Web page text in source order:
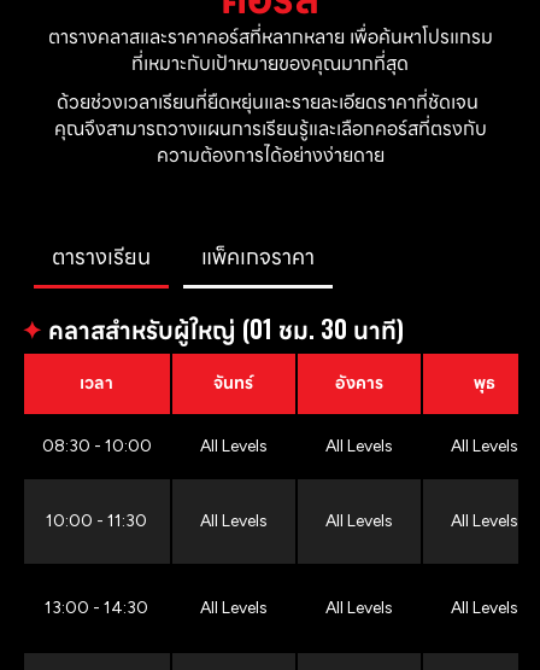
ตารางคลาสและราคาคอร์สที่หลากหลาย เพื่อค้นหาโปรแกรม
ที่เหมาะกับเป้าหมายของคุณมากที่สุด
ด้วยช่วงเวลาเรียนที่ยืดหยุ่นและรายละเอียดราคาที่ชัดเจน
คุณจึงสามารถวางแผนการเรียนรู้และเลือกคอร์สที่ตรงกับ
ความต้องการได้อย่างง่ายดาย
ตารางเรียน แพ็คเกจราคา
✦ คลาสสำหรับผู้ใหญ่ (01 ชม. 30 นาที)
เวลา จันทร์ อังคาร พุธ
08:30 - 10:00 All Levels All Levels All Levels
10:00 - 11:30 All Levels All Levels All Levels
13:00 - 14:30 All Levels All Levels All Levels